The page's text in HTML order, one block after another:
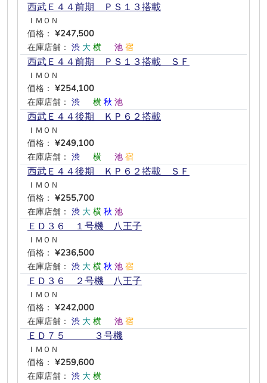
西武Ｅ４４前期 ＰＳ１３搭載
ＩＭＯＮ
価格： ¥247,500
在庫店舗： 渋 大 横 池 宿
西武Ｅ４４前期 ＰＳ１３搭載 ＳＦ
ＩＭＯＮ
価格： ¥254,100
在庫店舗： 渋 横 秋 池
西武Ｅ４４後期 ＫＰ６２搭載
ＩＭＯＮ
価格： ¥249,100
在庫店舗： 渋 横 池 宿
西武Ｅ４４後期 ＫＰ６２搭載 ＳＦ
ＩＭＯＮ
価格： ¥255,700
在庫店舗： 渋 大 横 秋 池
ＥＤ３６ １号機 八王子
ＩＭＯＮ
価格： ¥236,500
在庫店舗： 渋 大 横 秋 池 宿
ＥＤ３６ ２号機 八王子
ＩＭＯＮ
価格： ¥242,000
在庫店舗： 渋 大 横 池 宿
ＥＤ７５ ３号機
ＩＭＯＮ
価格： ¥259,600
在庫店舗： 渋 大 横